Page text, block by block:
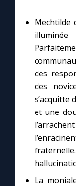
À la une
1000 Raisons
Chapelet pour
Contact
Faire un don
Marie de
Mechtilde
des
des
s’acquitte
et une
fraternelle.
La